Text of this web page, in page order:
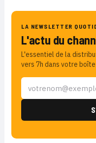
LA NEWSLETTER
L'actu du
L'essentiel de la
vers 7h dans votre